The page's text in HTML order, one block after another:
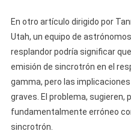
En otro artículo dirigido por
Utah, un equipo de
resplandor podría significar
emisión de sincrotrón en el
gamma, pero las
graves. El problema, sugieren,
fundamentalmente erróneo
sincrotrón.